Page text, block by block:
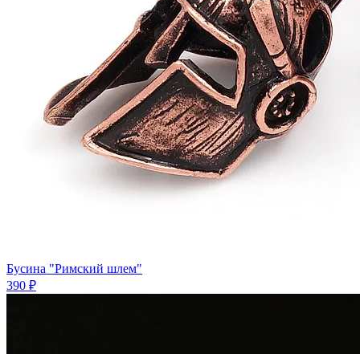
Бусина "Римский шлем"
390 ₽